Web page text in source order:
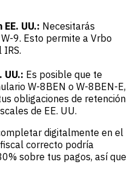
UU.: Necesitarás
9. Esto permite a Vrbo
UU.: Es posible que te
W-8BEN o W-8BEN-E,
obligaciones de retención
de EE. UU.
digitalmente en el
correcto podría
sobre tus pagos, así que